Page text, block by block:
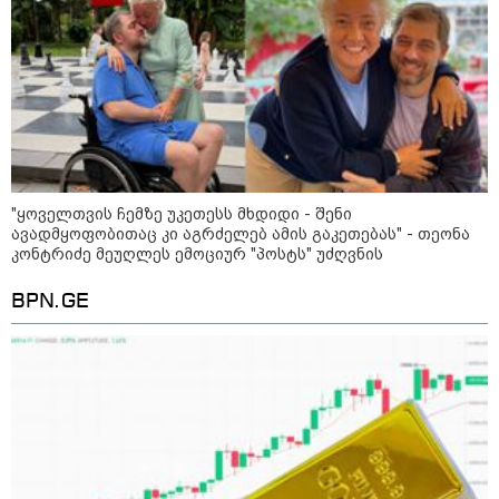
"ყოველთვის ჩემზე უკეთესს
მხდიდი - შენი ავადმყოფობითაც
კი აგრძელებ ამის გაკეთებას" -
თეონა კონტრიძე მეუღლეს
ემოციურ "პოსტს" უძღვნის
პოლიციამ ,,გლოვოს” კურიერზე
მათ შორის 2 არასრულწლოვანი
დააკავა - შსს ინფორმაციას
ავრცელებს
"ყოველთვის ჩემზე უკეთესს მხდიდი - შენი
ავადმყოფობითაც კი აგრძელებ ამის გაკეთებას" - თეონა
კონტრიძე მეუღლეს ემოციურ "პოსტს" უძღვნის
BPN.GE